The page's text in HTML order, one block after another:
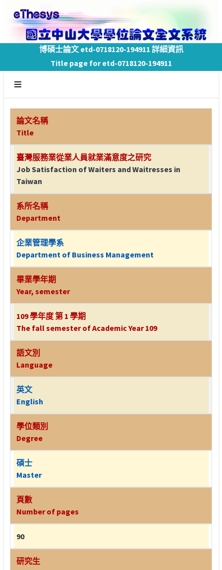
博碩士論文 etd-0718120-194911 詳細資訊
Title page for etd-0718120-194911
論文名稱
Title
臺灣服務業從業人員就業滿意度之研究
Job Satisfaction of Waiters and Waitresses in
Taiwan
系所名稱
Department
企業管理學系
Department of Business Management
畢業學年期
Year, semester
109 學年度 第 1 學期
The fall semester of Academic Year 109
語文別
Language
英文
English
學位類別
Degree
碩士
Master
頁數
Number of pages
90
研究生